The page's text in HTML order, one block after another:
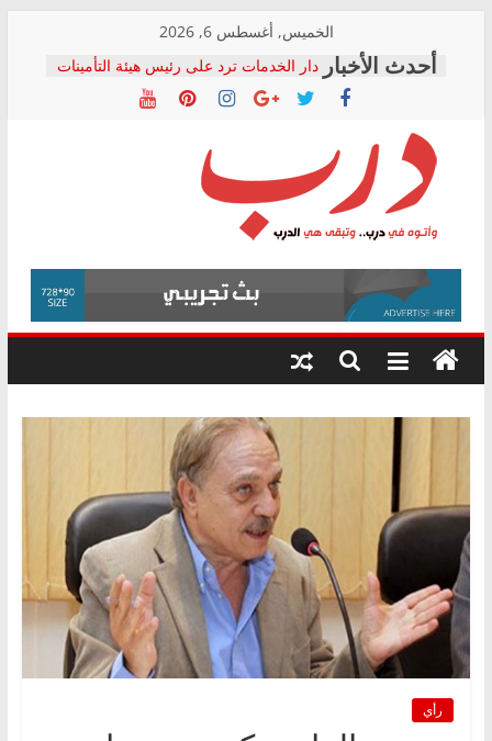
content
الخميس, أغسطس 6, 2026
دار الخدمات ترد على رئيس هيئة التأمينات
بعد مؤتمره الصحفي: إنكار الأزمة لا ينهي
معاناة أصحاب المعاشات.. ونطالب بكشف
فرحات سليمان يكتب: القطاع الصحي إلى
أين؟
حزب التحالف الشعبي يطلق لجنة “الحق
في الصحة” بالإسكندرية لرصد الانتهاكات
ودعم المرضى
الوزاري لمدينة الصحفيين.. وانتهاء أعمال
إنشاء المبنى الإداري
المجلس القومي لحقوق الإنسان يعلن
متابعة قضية الدكتور محمد زهران.. ويؤكد:
قرينة البراءة وضمانات المحاكمة العادلة
درب
وأتوه
درب..
وتبقى
هي
رأي